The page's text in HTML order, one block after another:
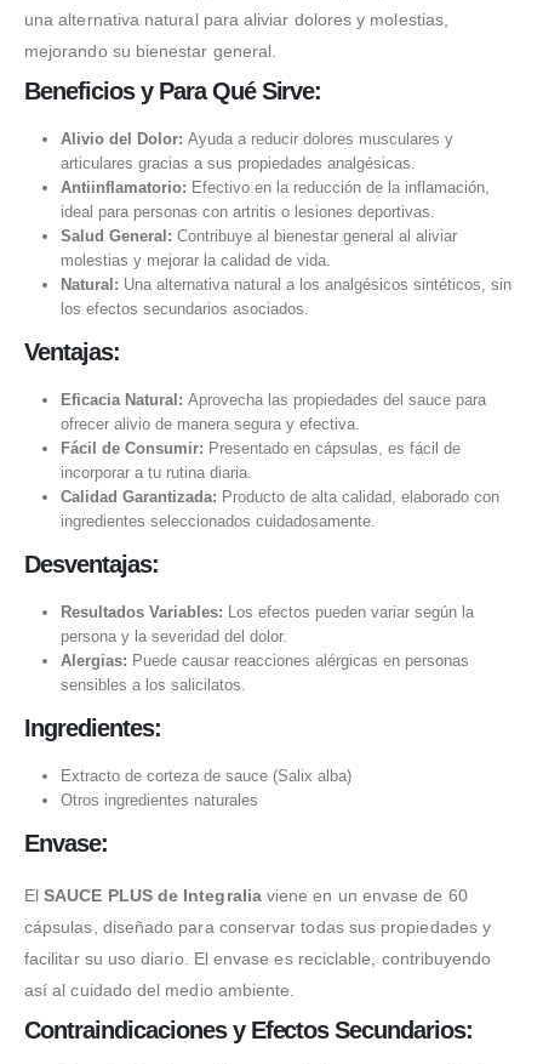
una alternativa natural para aliviar dolores y molestias,
mejorando su bienestar general.
Beneficios y Para Qué Sirve:
Alivio del Dolor: Ayuda a reducir dolores musculares y
articulares gracias a sus propiedades analgésicas.
Antiinflamatorio: Efectivo en la reducción de la inflamación,
ideal para personas con artritis o lesiones deportivas.
Salud General: Contribuye al bienestar general al aliviar
molestias y mejorar la calidad de vida.
Natural: Una alternativa natural a los analgésicos sintéticos, sin
los efectos secundarios asociados.
Ventajas:
Eficacia Natural: Aprovecha las propiedades del sauce para
ofrecer alivio de manera segura y efectiva.
Fácil de Consumir: Presentado en cápsulas, es fácil de
incorporar a tu rutina diaria.
Calidad Garantizada: Producto de alta calidad, elaborado con
ingredientes seleccionados cuidadosamente.
Desventajas:
Resultados Variables: Los efectos pueden variar según la
persona y la severidad del dolor.
Alergias: Puede causar reacciones alérgicas en personas
sensibles a los salicilatos.
Ingredientes:
Extracto de corteza de sauce (Salix alba)
Otros ingredientes naturales
Envase:
ElSAUCE PLUS de Integraliaviene en un envase de 60
cápsulas, diseñado para conservar todas sus propiedades y
facilitar su uso diario. El envase es reciclable, contribuyendo
así al cuidado del medio ambiente.
Contraindicaciones y Efectos Secundarios: